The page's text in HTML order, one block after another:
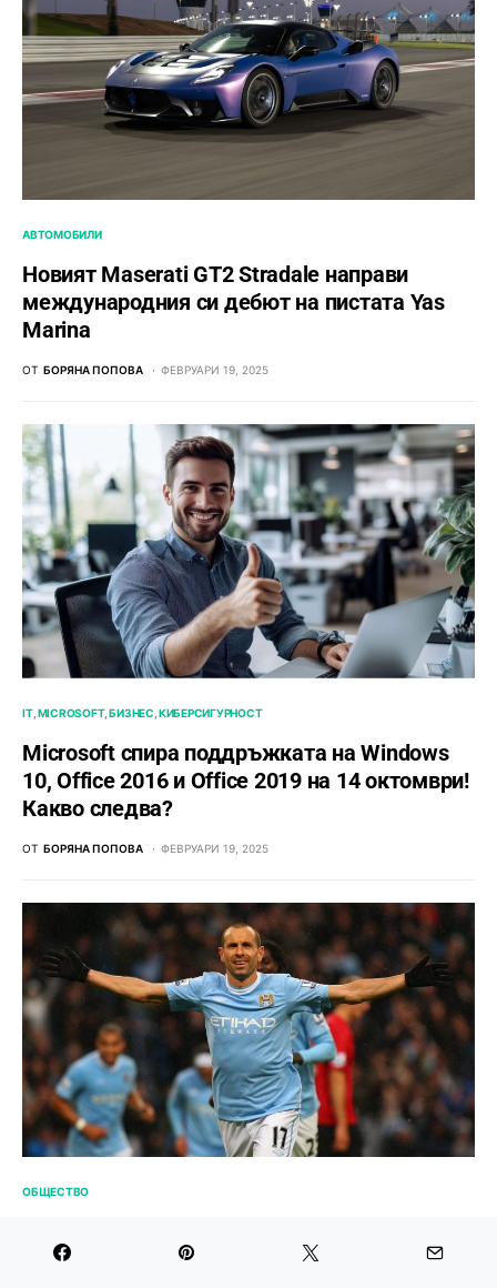
АВТОМОБИЛИ
Новият Maserati GT2 Stradale направи
международния си дебют на пистата Yas
Marina
ОТ БОРЯНА ПОПОВА ФЕВРУАРИ 19, 2025
IT MICROSOFT БИЗНЕС КИБЕРСИГУРНОСТ
Microsoft спира поддръжката на Windows
10, Office 2016 и Office 2019 на 14 октомври!
Какво следва?
ОТ БОРЯНА ПОПОВА ФЕВРУАРИ 19, 2025
ОБЩЕСТВО
събитието за посещението на купата от